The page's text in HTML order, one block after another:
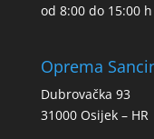
od 8:00 do 15:00 h
Oprema
Dubrovačka 93
31000 Osijek – HR